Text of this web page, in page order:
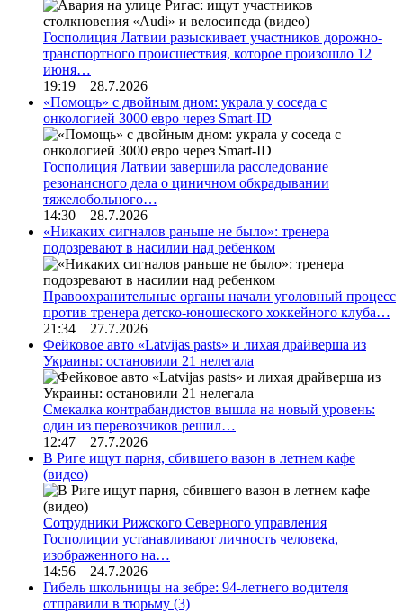
Госполиция Латвии разыскивает участников дорожно-
транспортного происшествия, которое произошло 12
июня…
19:19 28.7.2026
«Помощь» с двойным дном: украла у соседа с
онкологией 3000 евро через Smart-ID
Госполиция Латвии завершила расследование
резонансного дела о циничном обкрадывании
тяжелобольного…
14:30 28.7.2026
«Никаких сигналов раньше не было»: тренера
подозревают в насилии над ребенком
Правоохранительные органы начали уголовный процесс
против тренера детско-юношеского хоккейного клуба…
21:34 27.7.2026
Фейковое авто «Latvijas pasts» и лихая драйверша из
Украины: остановили 21 нелегала
Смекалка контрабандистов вышла на новый уровень:
один из перевозчиков решил…
12:47 27.7.2026
В Риге ищут парня, сбившего вазон в летнем кафе
(видео)
Сотрудники Рижского Северного управления
Госполиции устанавливают личность человека,
изображенного на…
14:56 24.7.2026
Гибель школьницы на зебре: 94-летнего водителя
отправили в тюрьму (3)